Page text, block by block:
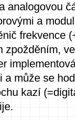
analogovou
a
frekvence
zpožděním,
a může se
kazí